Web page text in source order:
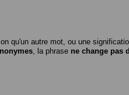
qu'un autre mot, ou une
, la phrase ne change pas